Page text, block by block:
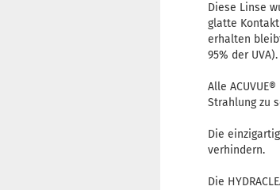
Diese Linse
glatte
erhalten
95% der UVA).
Alle
Strahlung zu
Die
verhindern.
Die